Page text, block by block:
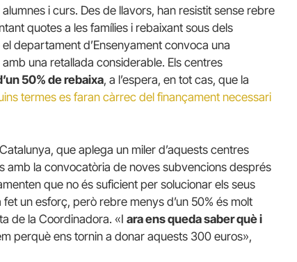
i curs. Des de llavors, han resistit sense rebre
quotes a les famílies i rebaixant sous dels
departament d’Ensenyament convoca una
una retallada considerable. Els centres
50% de rebaixa, a l’espera, en tot cas, que la
termes es faran càrrec del finançament necessari
que aplega un miler d’aquests centres
amb la convocatòria de noves subvencions després
que no és suficient per solucionar els seus
un esforç, però rebre menys d’un 50% és molt
de la Coordinadora. «I ara ens queda saber què i
perquè ens tornin a donar aquests 300 euros»,